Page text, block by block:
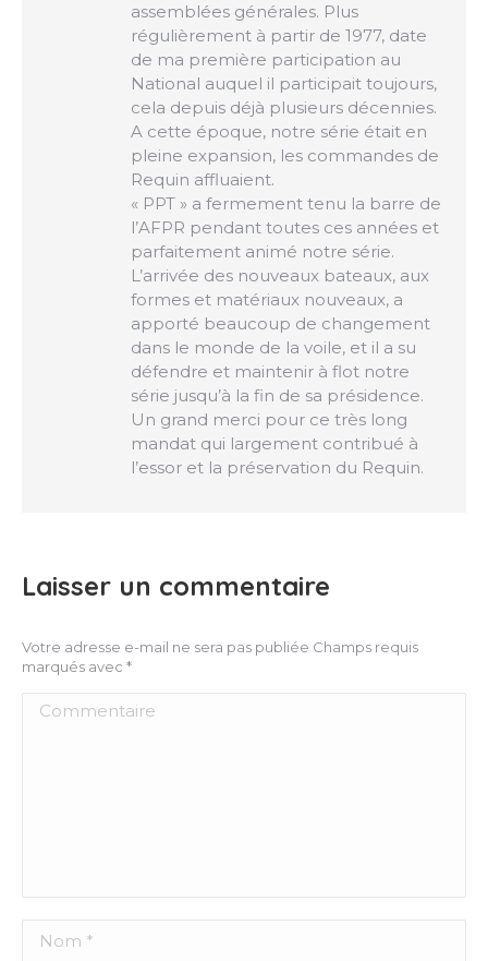
assemblées générales. Plus
régulièrement à partir de 1977, date
de ma première participation au
National auquel il participait toujours,
cela depuis déjà plusieurs décennies.
A cette époque, notre série était en
pleine expansion, les commandes de
Requin affluaient.
« PPT » a fermement tenu la barre de
l’AFPR pendant toutes ces années et
parfaitement animé notre série.
L’arrivée des nouveaux bateaux, aux
formes et matériaux nouveaux, a
apporté beaucoup de changement
dans le monde de la voile, et il a su
défendre et maintenir à flot notre
série jusqu’à la fin de sa présidence.
Un grand merci pour ce très long
mandat qui largement contribué à
l’essor et la préservation du Requin.
Laisser un commentaire
Votre adresse e-mail ne sera pas publiée Champs requis
marqués avec *
Commentaire
Nom *